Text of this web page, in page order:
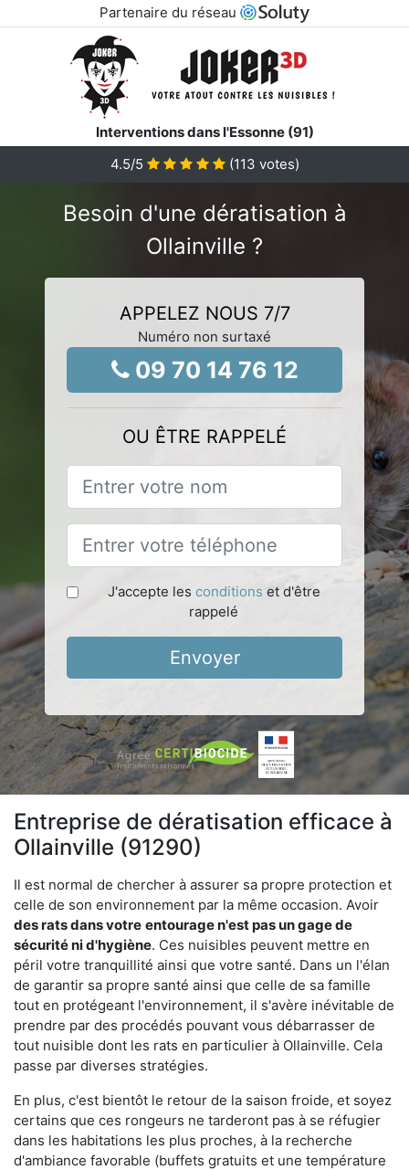
Partenaire du réseau
Interventions dans l'Essonne (91)
4.5/5 (113 votes)
Besoin d'une dératisation à
Ollainville ?
APPELEZ NOUS 7/7
Numéro non surtaxé
09 70 14 76 12
OU ÊTRE RAPPELÉ
J'accepte les conditions et d'être
rappelé
Envoyer
Entreprise de dératisation efficace à
Ollainville (91290)
Il est normal de chercher à assurer sa propre protection et
celle de son environnement par la même occasion. Avoir
des rats dans votre entourage n'est pas un gage de
sécurité ni d'hygiène. Ces nuisibles peuvent mettre en
péril votre tranquillité ainsi que votre santé. Dans un l'élan
de garantir sa propre santé ainsi que celle de sa famille
tout en protégeant l'environnement, il s'avère inévitable de
prendre par des procédés pouvant vous débarrasser de
tout nuisible dont les rats en particulier à Ollainville. Cela
passe par diverses stratégies.
En plus, c'est bientôt le retour de la saison froide, et soyez
certains que ces rongeurs ne tarderont pas à se réfugier
dans les habitations les plus proches, à la recherche
d'ambiance favorable (buffets gratuits et une température